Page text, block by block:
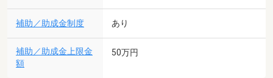
補助／助成金制度 あり
補助／助成金上限金
額
50万円